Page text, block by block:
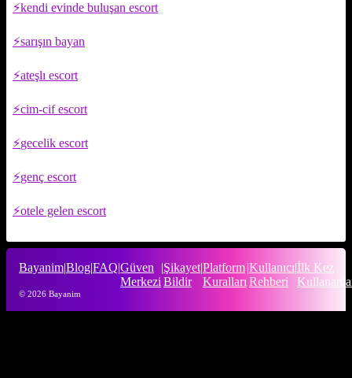
kendi evinde buluşan escort
sarışın bayan
ateşlı escort
cim-cif escort
gecelik escort
genç escort
otele gelen escort
Bayanim|Blog|FAQ|Güven
Merkezi
|Şikayet
Bildir
|Platform
Kuralları
|Kullanıcı
Rehberi
|İlk Kez
© 2026 Bayanim